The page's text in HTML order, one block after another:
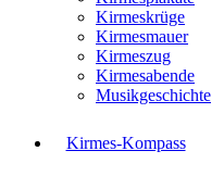
Kirmeskrüge
Kirmesmauer
Kirmeszug
Kirmesabende
Musikgeschichte
Kirmes-Kompass